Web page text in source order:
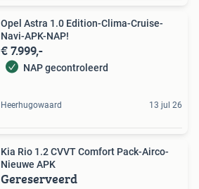
Opel Astra 1.0 Edition-Clima-Cruise-
Navi-APK-NAP!
€ 7.999,-
NAP gecontroleerd
Heerhugowaard 13 jul 26
Kia Rio 1.2 CVVT Comfort Pack-Airco-
Nieuwe APK
Gereserveerd